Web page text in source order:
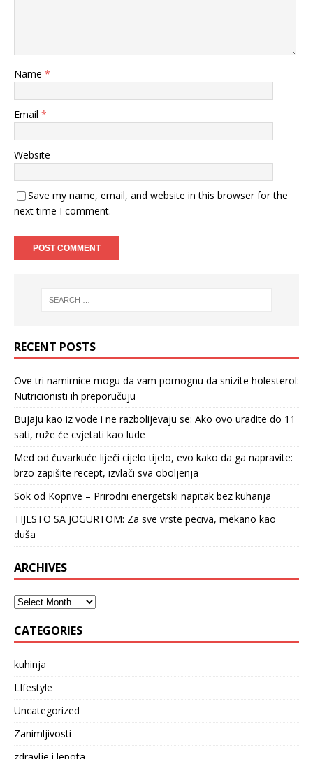
Name *
Email *
Website
Save my name, email, and website in this browser for the
next time I comment.
RECENT POSTS
Ove tri namirnice mogu da vam pomognu da snizite holesterol:
Nutricionisti ih preporučuju
Bujaju kao iz vode i ne razbolijevaju se: Ako ovo uradite do 11
sati, ruže će cvjetati kao lude
Med od čuvarkuće liječi cijelo tijelo, evo kako da ga napravite:
brzo zapišite recept, izvlači sva oboljenja
Sok od Koprive – Prirodni energetski napitak bez kuhanja
TIJESTO SA JOGURTOM: Za sve vrste peciva, mekano kao
duša
ARCHIVES
CATEGORIES
kuhinja
LIfestyle
Uncategorized
Zanimljivosti